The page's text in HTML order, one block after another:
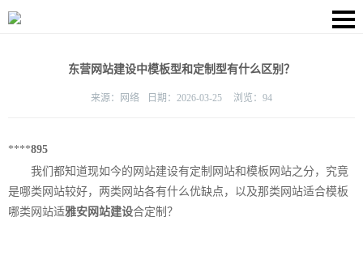
东营网站建设中模板型和定制型有什么区别？
来源： 网络 日期： 2026-03-25 浏览： 94
****895
我们都知道现如今的网站建设有定制网站和模板网站之分，究竟
是哪类网站较好，两类网站各有什么优缺点，以及那类网站适合模板
哪类网站适雅安网站建设合定制？